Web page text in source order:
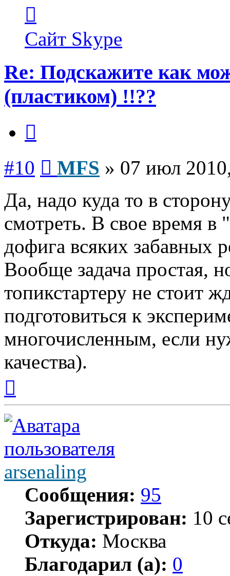
пользователя
MFS
Сайт Skype
Re: Подскажите как
(пластиком) !!??
#10 MFS » 07 июл
Да, надо куда то в
смотреть. В свое время в
дофига всяких забавных
Вообще задача простая,
топикстартеру не стоит
подготовиться к
многочисленным, если
качества).
началу
arsenaling
Сообщения: 95
Зарегистрирован: 10
Откуда: Москва
Благодарил (а): 0